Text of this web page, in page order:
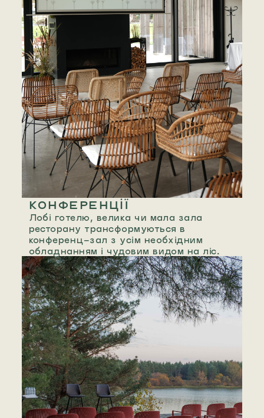
КОНФЕРЕНЦІЇ
Лобі готелю, велика чи мала зала
ресторану трансформуються в
конференц-зал з усім необхідним
обладнанням і чудовим видом на ліс.